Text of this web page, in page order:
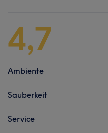
4,7
Ambiente
Sauberkeit
Service